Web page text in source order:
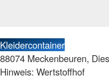
Kleidercontainer
88074 Meckenbeuren,
Hinweis: Wertstoffhof